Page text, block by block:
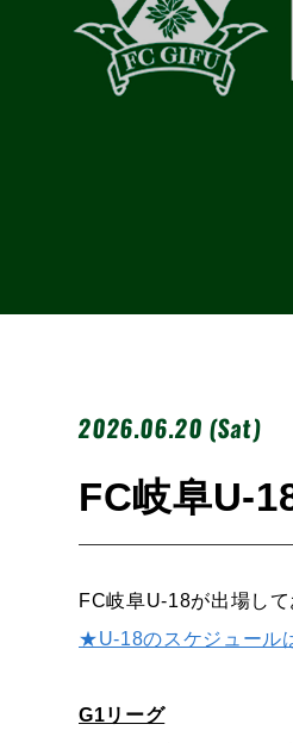
2026.06.20 (Sat)
FC岐阜U-
FC岐阜U-18が出場し
★U-18のスケジュール
G1リーグ